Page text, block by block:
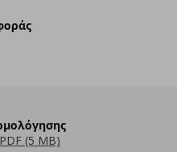
(5 MB)